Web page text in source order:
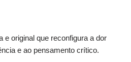
e original que reconfigura a dor
e ao pensamento crítico.